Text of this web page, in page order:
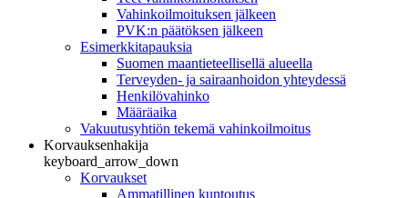
Vahinkoilmoituksen jälkeen
PVK:n päätöksen jälkeen
Esimerkkitapauksia
Suomen maantieteellisellä alueella
Terveyden- ja sairaanhoidon yhteydessä
Henkilövahinko
Määräaika
Vakuutusyhtiön tekemä vahinkoilmoitus
Korvauksenhakija
keyboard_arrow_down
Korvaukset
Ammatillinen kuntoutus